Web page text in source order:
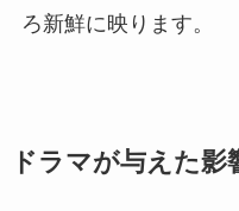
ろ新鮮に映ります。
ドラマが与えた影